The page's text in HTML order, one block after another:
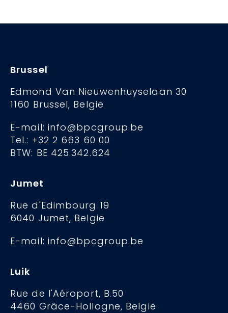
Brussel
Edmond Van Nieuwenhuyselaan 30
1160 Brussel, België
E-mail: info@bpcgroup.be
Tel.: +32 2 663 60 00
BTW: BE 425.342.624
Jumet
Rue d'Edimbourg 19
6040 Jumet, België
E-mail: info@bpcgroup.be
Luik
Rue de l'Aéroport, B.50
4460 Grâce-Hollogne, België